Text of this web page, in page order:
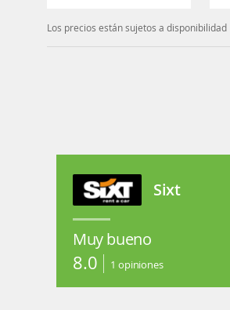
Los precios están sujetos a disponibilidad
Sixt
Muy bueno
8.0 1 opiniones